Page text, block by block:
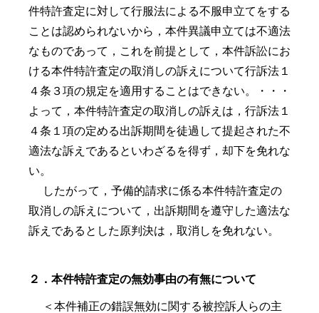
件特許査定に対して行服法による不服申立てをする
ことは認められないから，本件異議申立ては不適法
なものであって，これを前提として，本件訴訟にお
ける本件特許査定の取消しの訴えについて行訴法１
４条３項の規定を適用することはできない。・・・
よって，本件特許査定の取消しの訴えは，行訴法１
４条１項の定める出訴期間を徒過して提起された不
適法な訴えであるといわざるを得ず，却下を免れな
い。
したがって，予備的請求に係る本件特許査定の
取消しの訴えについて，出訴期間を遵守した適法な
訴えであるとした原判決は，取消しを免れない。
２．本件特許査定の無効事由の有無について
＜本件補正の錯誤無効に関する被控訴人らの主